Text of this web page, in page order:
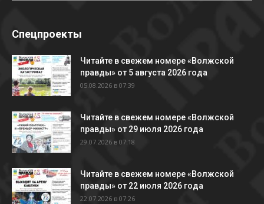
Спецпроекты
Читайте в свежем номере «Волжской
правды» от 5 августа 2026 года
05.08.2026 в 07:39
Читайте в свежем номере «Волжской
правды» от 29 июля 2026 года
29.07.2026 в 07:18
Читайте в свежем номере «Волжской
правды» от 22 июля 2026 года
22.07.2026 в 07:26